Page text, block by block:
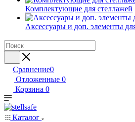
Комплектующие для стеллажей
Аксессуары и доп. элементы
Сравнение0
Отложенные 0
Корзина 0
Каталог